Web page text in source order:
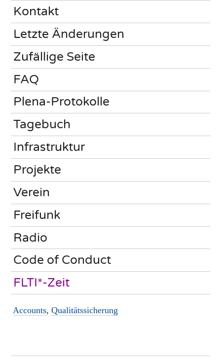
Kontakt
Letzte Änderungen
Zufällige Seite
FAQ
Plena-Protokolle
Tagebuch
Infrastruktur
Projekte
Verein
Freifunk
Radio
Code of Conduct
FLTI*-Zeit
Accounts, Qualitätssicherung